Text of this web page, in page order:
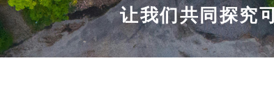
让我们共同探究